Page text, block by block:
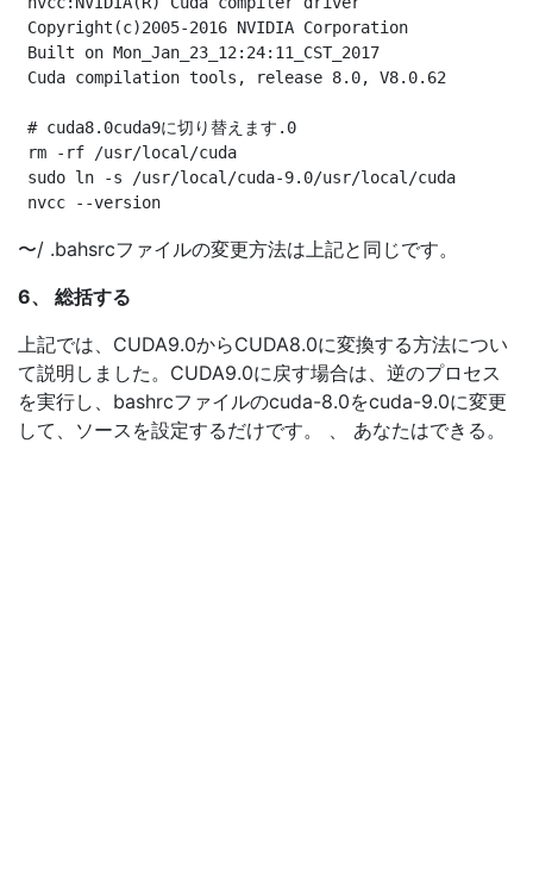
Copyright(c)2005-2016 NVIDIA Corporation
Built on Mon_Jan_23_12:24:11_CST_2017
Cuda compilation tools, release 8.0, V8.0.62
# cuda8.0cuda9に切り替えます.0
rm -rf /usr/local/cuda
sudo ln -s /usr/local/cuda-9.0/usr/local/cuda
〜/ .bahsrcファイルの変更方法は上記と同じです。
6、 総括する
上記では、CUDA9.0からCUDA8.0に変換する方法につい
て説明しました。CUDA9.0に戻す場合は、逆のプロセス
を実行し、bashrcファイルのcuda-8.0をcuda-9.0に変更
して、ソースを設定するだけです。 、 あなたはできる。